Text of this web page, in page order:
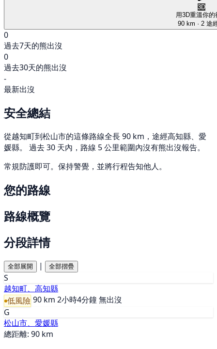
3D
用3D重溫你的
90 km · 2 途
0
過去7天的熊出沒
0
過去30天的熊出沒
-
最新出沒
安全總結
從越知町到松山市的這條路線全長 90 km，途經高知縣、愛
媛縣。 過去 30 天內，路線 5 公里範圍內沒有熊出沒報告。
常規防護即可。保持警覺，並將行程告知他人。
您的路線
路線概覽
分段詳情
全部展開 | 全部摺疊
S
越知町、高知縣
低風險 90 km 2小時4分鐘無出沒
G
松山市、愛媛縣
總距離: 90 km